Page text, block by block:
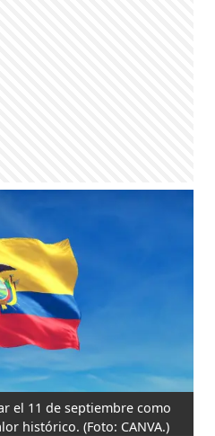
el 11 de septiembre como
histórico. (Foto: CANVA.)